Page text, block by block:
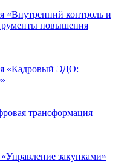
«Внутренний контроль и
повышения
«Кадровый ЭДО:
трансформация
закупками»